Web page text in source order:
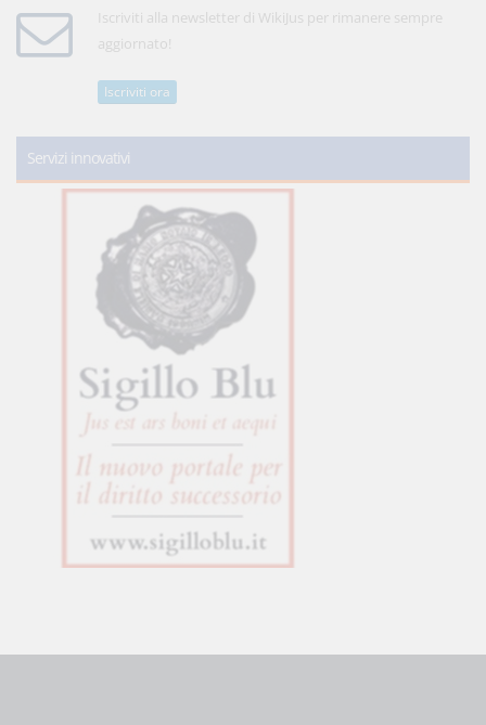
Iscriviti alla newsletter di WikiJus per rimanere sempre
aggiornato!
Iscriviti ora
Servizi innovativi